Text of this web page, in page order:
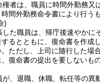
権者は、職員に時間外勤務又
間外勤務命令書により行う
)
した職員は、帰庁後速やかに
するとともに、復命書を作成
ただし、上司に随行した場
復命書の提出を要しないも
が、退職、休職、転任等の異